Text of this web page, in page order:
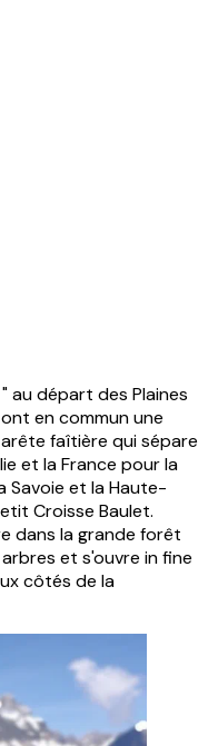
au départ des Plaines
en commun une
faîtière qui sépare
et la France pour la
Savoie et la Haute-
Croisse Baulet.
dans la grande forêt
et s'ouvre in fine
côtés de la